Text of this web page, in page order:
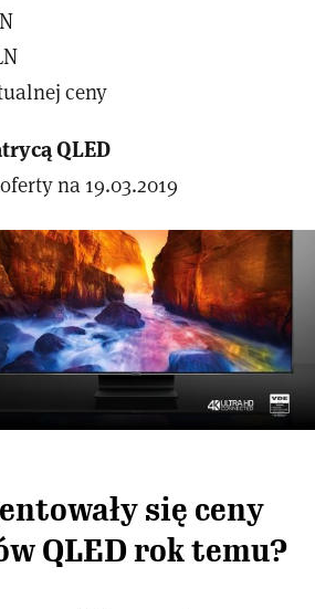
ceny
QLED
na 19.03.2019
się ceny
QLED rok temu?